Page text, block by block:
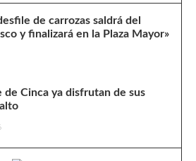
de carrozas saldrá del
y finalizará en la Plaza Mayor»
de Cinca ya disfrutan de sus